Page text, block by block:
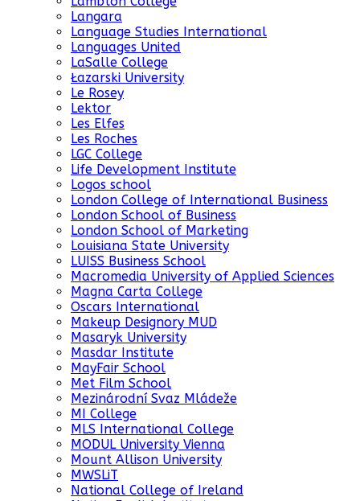
Langara
Language Studies International
Languages United
LaSalle College
Łazarski University
Le Rosey
Lektor
Les Elfes
Les Roches
LGC College
Life Development Institute
Logos school
London College of International Business
London School of Business
London School of Marketing
Louisiana State University
LUISS Business School
Macromedia University of Applied Sciences
Magna Carta College
Oscars International
Makeup Designory MUD
Masaryk University
Masdar Institute
MayFair School
Met Film School
Mezinárodní Svaz Mládeže
MI College
MLS International College
MODUL University Vienna
Mount Allison University
MWSLiT
National College of Ireland